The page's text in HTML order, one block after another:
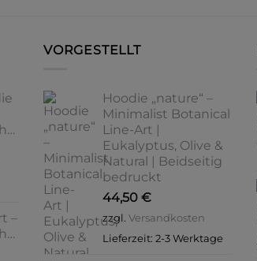
Die
auf
der
Produktseite
gewählt
werden
–
VORGESTELLT
Hoodie „nature“ –
Minimalist Botanical
Line-Art |
Eukalyptus, Olive &
Natural | Beidseitig
bedruckt
44,50 €
zzgl. Versandkosten
Lieferzeit: 2-3 Werktage